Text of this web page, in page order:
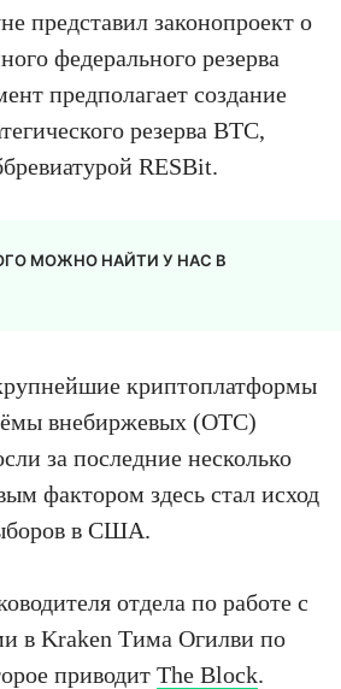
представил законопроект о
федерального резерва
предполагает создание
резерва BTC,
RESBit.
МОЖНО НАЙТИ У НАС В
криптоплатформы
внебиржевых (OTC)
за последние несколько
фактором здесь стал исход
в США.
отдела по работе с
в Kraken Тима Огилви по
приводит The Block.